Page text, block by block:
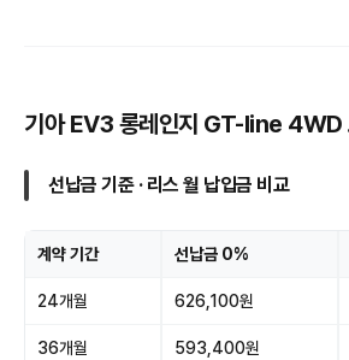
기아 EV3 롱레인지 GT-line 4WD
선납금 기준 · 리스 월 납입금 비교
계약 기간 선납금 0%
24개월 626,100원
36개월 593,400원